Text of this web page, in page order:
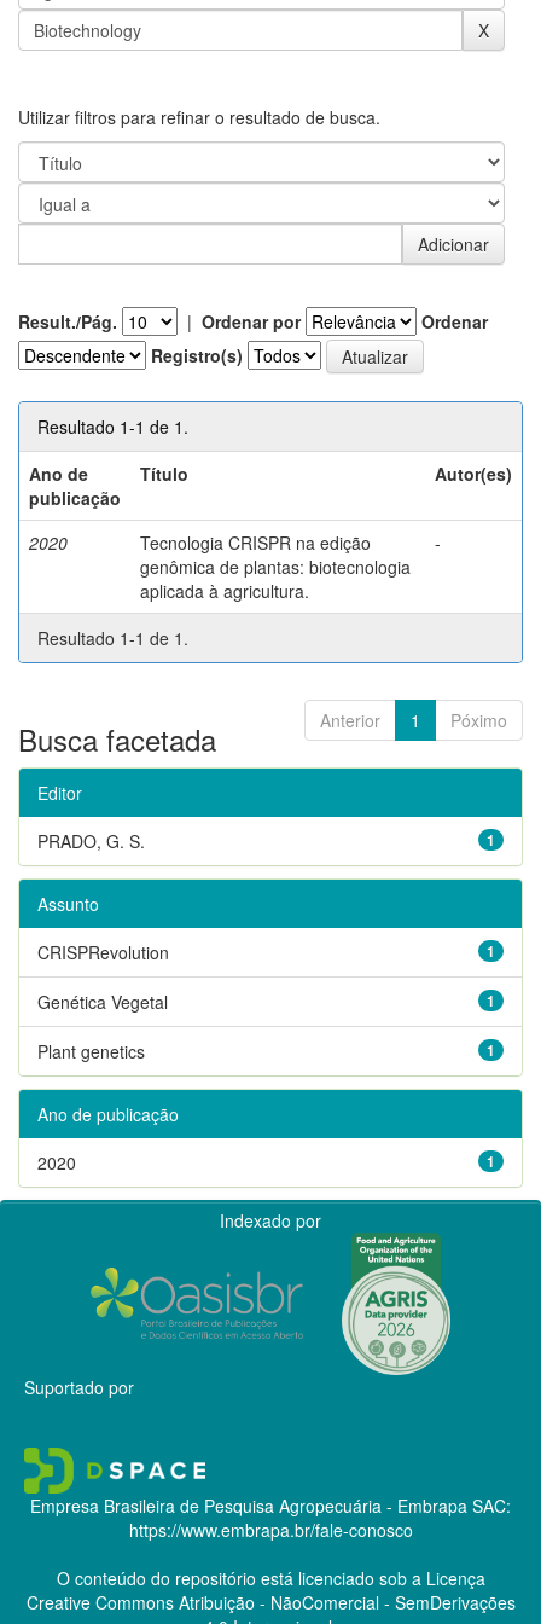
Utilizar filtros para refinar o resultado de busca.
Result./Pág. | Ordenar por
Ordenar
Registro(s)
Resultado 1-1 de 1.
Ano de
publicação
Título Autor(es)
2020
Tecnologia CRISPR na edição
genômica de plantas: biotecnologia
aplicada à agricultura.
-
Resultado 1-1 de 1.
Anterior 1 Póximo
Busca facetada
Editor
1
PRADO, G. S.
Assunto
1
CRISPRevolution
1
Genética Vegetal
1
Plant genetics
Ano de publicação
1
2020
Indexado por
Suportado por
Empresa Brasileira de Pesquisa Agropecuária - Embrapa SAC:
https://www.embrapa.br/fale-conosco
O conteúdo do repositório está licenciado sob a Licença
Creative CommonsAtribuição - NãoComercial - SemDerivações